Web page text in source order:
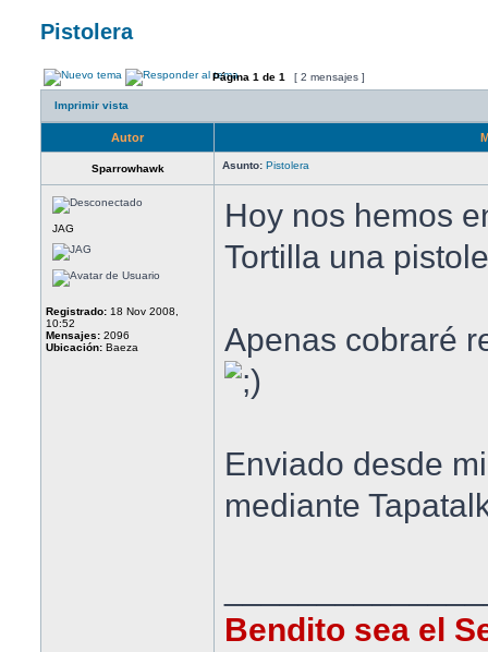
Pistolera
Página 1 de 1 [ 2 mensajes ]
Imprimir vista
Autor
Sparrowhawk Asunto: Pistolera
JAG
Registrado: 18 Nov 2008,
10:52
Mensajes: 2096
Ubicación: Baeza
Hoy nos hemos
Tortilla una
Apenas cobraré
Enviado desde
mediante
Bendito sea el